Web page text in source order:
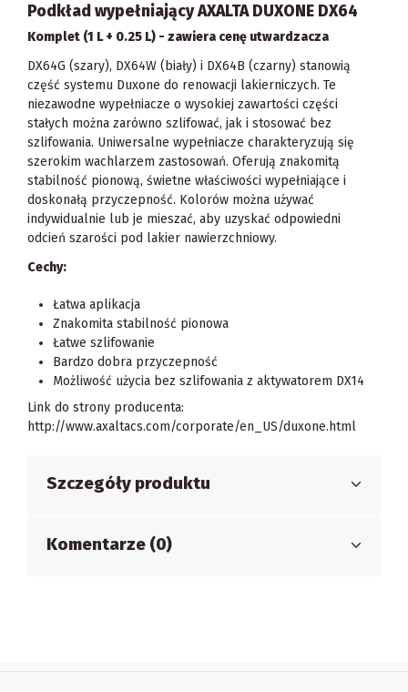
Podkład wypełniający AXALTA DUXONE DX64
Komplet (1 L + 0.25 L) - zawiera cenę utwardzacza
DX64G (szary), DX64W (biały) i DX64B (czarny) stanowią
część systemu Duxone do renowacji lakierniczych. Te
niezawodne wypełniacze o wysokiej zawartości części
stałych można zarówno szlifować, jak i stosować bez
szlifowania. Uniwersalne wypełniacze charakteryzują się
szerokim wachlarzem zastosowań. Oferują znakomitą
stabilność pionową, świetne właściwości wypełniające i
doskonałą przyczepność. Kolorów można używać
indywidualnie lub je mieszać, aby uzyskać odpowiedni
odcień szarości pod lakier nawierzchniowy.
Cechy:
Łatwa aplikacja
Znakomita stabilność pionowa
Łatwe szlifowanie
Bardzo dobra przyczepność
Możliwość użycia bez szlifowania z aktywatorem DX14
Link do strony producenta:
http://www.axaltacs.com/corporate/en_US/duxone.html
Szczegóły produktu
Komentarze (0)